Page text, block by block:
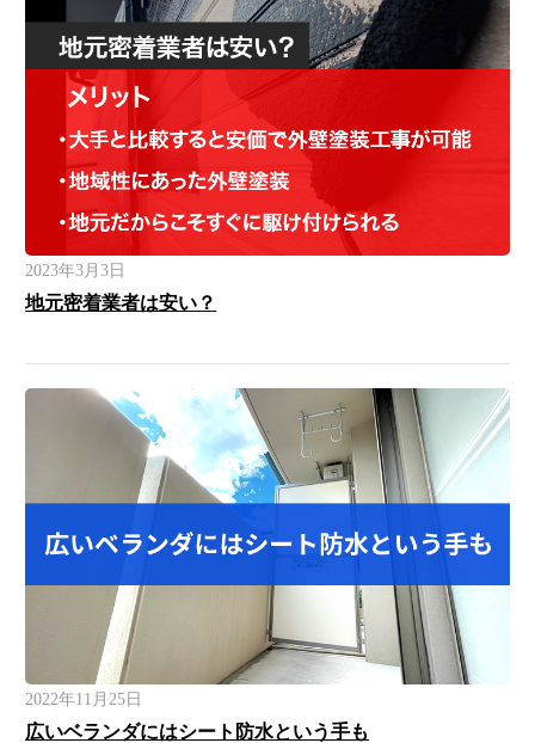
2023年3月3日
地元密着業者は安い？
2022年11月25日
広いベランダにはシート防水という手も